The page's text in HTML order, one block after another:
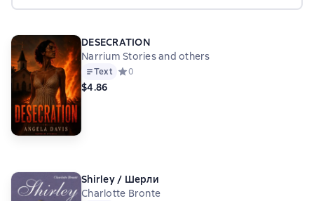
DESECRATION
Narrium Stories and others
Text Средний рейтинг 0 на основе 0 оценок
0
$4.86
Shirley / Шерли
Charlotte Bronte